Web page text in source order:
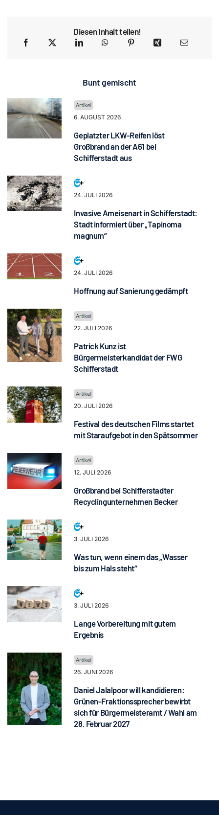
Diesen Inhalt teilen!
Bunt gemischt
6. AUGUST 2026
Geplatzter LKW-Reifen löst
Großbrand an der A61 bei
Schifferstadt aus
24. JULI 2026
Invasive Ameisenart in Schifferstadt:
Stadt informiert über „Tapinoma
magnum“
24. JULI 2026
Hoffnung auf Sanierung gedämpft
22. JULI 2026
Patrick Kunz ist
Bürgermeisterkandidat der FWG
Schifferstadt
20. JULI 2026
Festival des deutschen Films startet
mit Staraufgebot in den Spätsommer
12. JULI 2026
Großbrand bei Schifferstadter
Recyclingunternehmen Becker
3. JULI 2026
Was tun, wenn einem das „Wasser
bis zum Hals steht“
3. JULI 2026
Lange Vorbereitung mit gutem
Ergebnis
26. JUNI 2026
Daniel Jalalpoor will kandidieren:
Grünen-Fraktionssprecher bewirbt
sich für Bürgermeisteramt / Wahl am
28. Februar 2027